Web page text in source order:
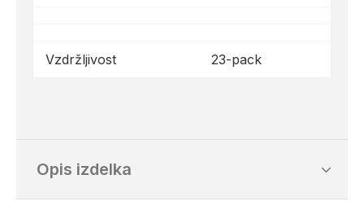
Vzdržljivost 23-pack
Opis izdelka